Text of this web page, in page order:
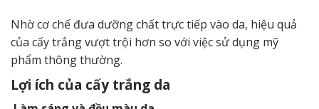
Nhờ cơ chế đưa dưỡng chất trực tiếp vào da, hiệu quả
của cấy trắng vượt trội hơn so với việc sử dụng mỹ
phẩm thông thường.
Lợi ích của cấy trắng da